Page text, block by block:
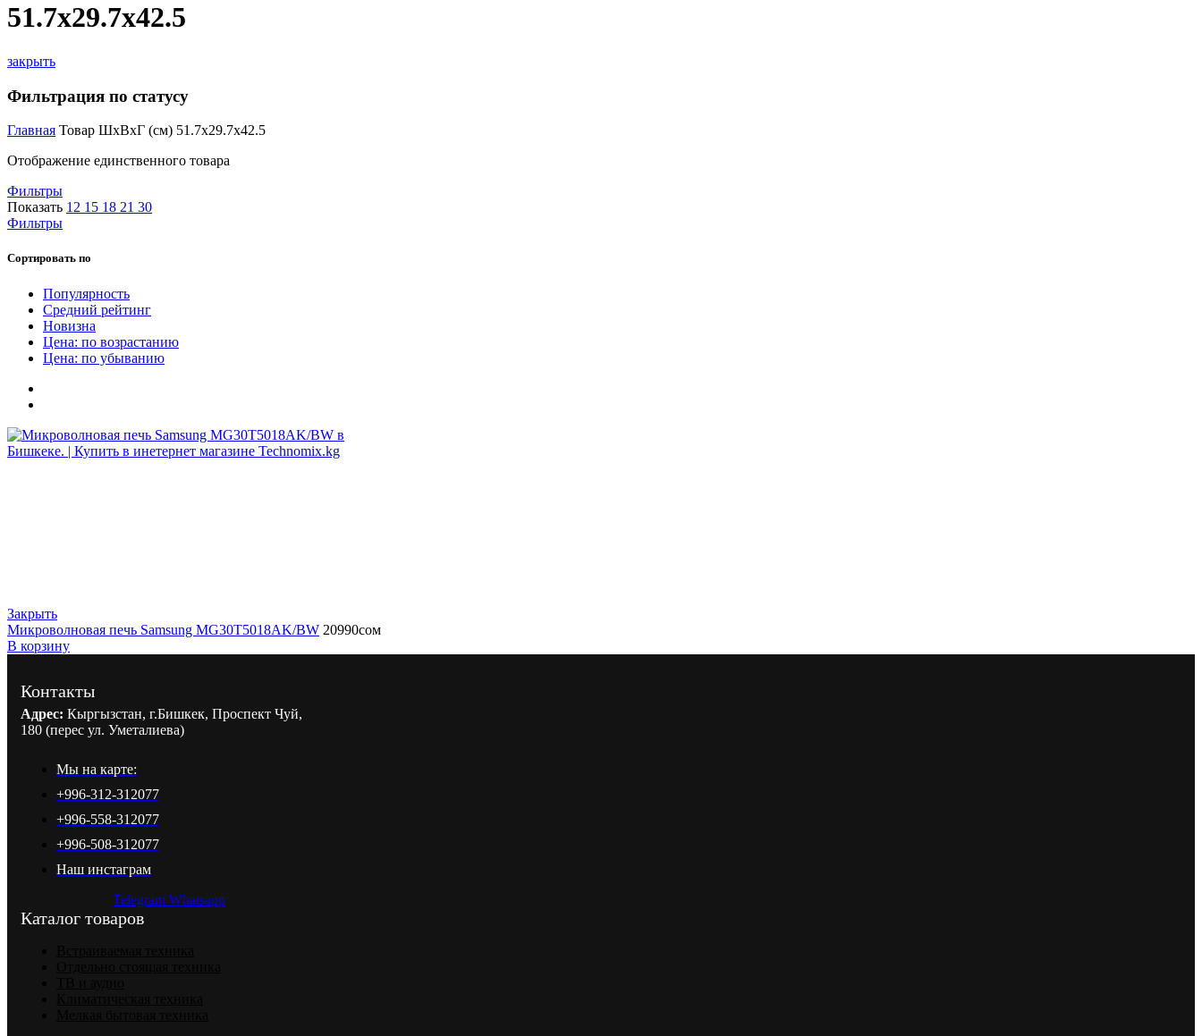
51.7x29.7x42.5
закрыть
Фильтрация по статусу
Главная Товар ШxВxГ (см) 51.7x29.7x42.5
Отображение единственного товара
Фильтры
Показать 12 15 18 21 30
Фильтры
Сортировать по
Популярность
Средний рейтинг
Новизна
Цена: по возрастанию
Цена: по убыванию
Закрыть
Микроволновая печь Samsung MG30T5018AK/BW 20990сом
В корзину
Контакты
Адрес: Кыргызстан, г.Бишкек, Проспект Чуй,
180 (перес ул. Уметалиева)
Мы на карте:
+996-312-312077
+996-558-312077
+996-508-312077
Наш инстаграм
Telegram Whatsapp
Каталог товаров